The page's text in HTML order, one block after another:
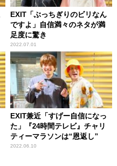
EXIT「ぶっちぎりのビリなん
ですよ」自信満々のネタが満
足度に驚き
2022.07.01
EXIT兼近「すげー自信になっ
た」『24時間テレビ』チャリ
ティーマラソンは“恩返し”
2022.06.10